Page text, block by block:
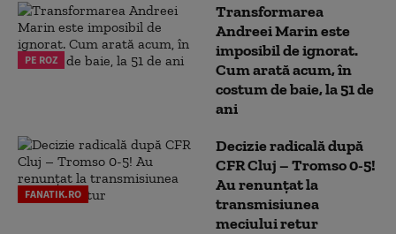
PE ROZ
Transformarea
Andreei Marin este
imposibil de ignorat.
Cum arată acum, în
costum de baie, la 51 de
ani
FANATIK.RO
Decizie radicală după
CFR Cluj – Tromso 0-5!
Au renunțat la
transmisiunea
meciului retur